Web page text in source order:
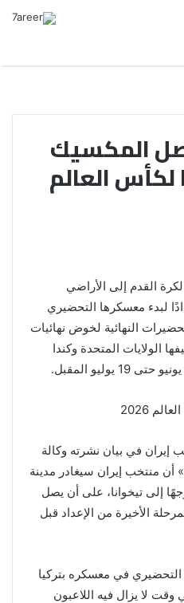
المكسيك
لكأس العالم
القدم إلى الأراضي
لبدء معسكرها التحضيري
النهائية لخوض نهائيات
تستضيفها الولايات المتحدة وكندا
2026
إيران في بيان نشرته وكالة
أن منتخب إيران سيغادر مدينة
يوم 6 يونيو متوجهًا إلى تيخوانا، على أن يصل
يبدأ المرحلة الأخيرة من الإعداد قبل
في معسكره بتركيا
وقت لا يزال فيه اللاعبون